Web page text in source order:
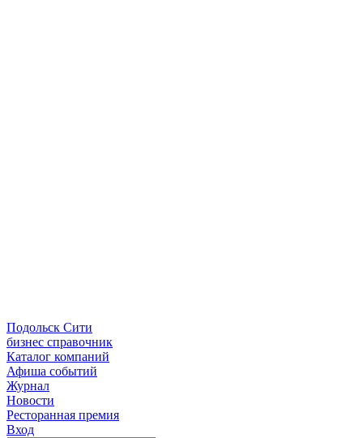
Подольск Сити
бизнес справочник
Каталог компаний
Афиша событий
Журнал
Новости
Ресторанная премия
Вход